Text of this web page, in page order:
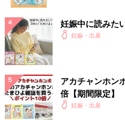
妊娠中に読みた
妊娠・出産
アカチャンホン
倍【期間限定】
妊娠・出産